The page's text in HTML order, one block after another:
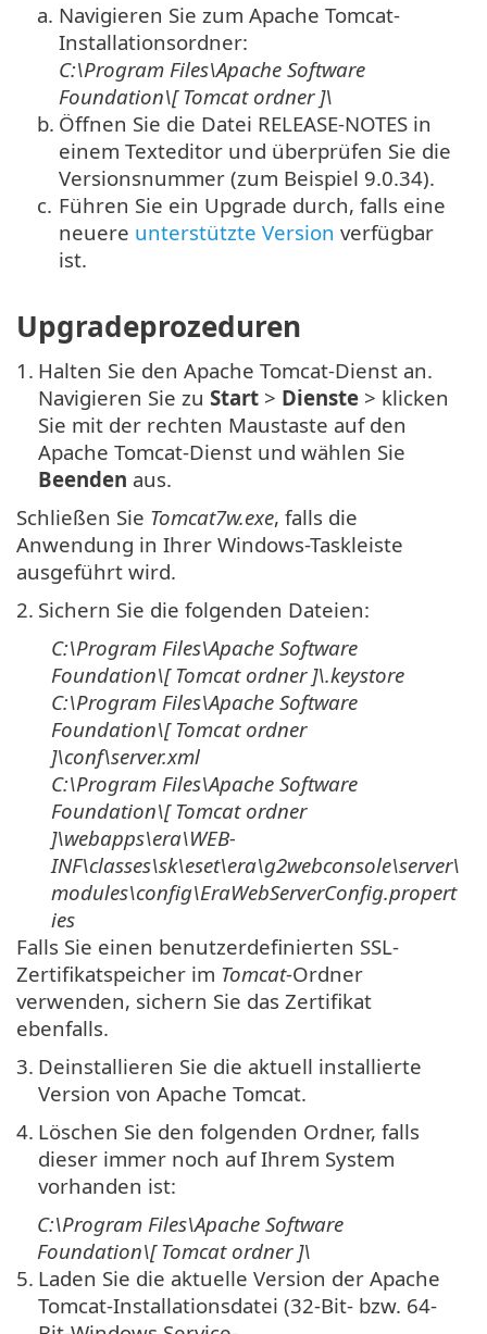
a. Navigieren Sie zum Apache Tomcat-
Installationsordner:
C:\Program Files\Apache Software
Foundation\[ Tomcatordner ]\
b. Öffnen Sie die Datei RELEASE-NOTES in
einem Texteditor und überprüfen Sie die
Versionsnummer (zum Beispiel 9.0.34).
c. Führen Sie ein Upgrade durch, falls eine
neuere unterstützte Version verfügbar
ist.
Upgradeprozeduren
1. Halten Sie den Apache Tomcat-Dienst an.
Navigieren Sie zu Start > Dienste > klicken
Sie mit der rechten Maustaste auf den
Apache Tomcat-Dienst und wählen Sie
Beenden aus.
Schließen Sie Tomcat7w.exe, falls die
Anwendung in Ihrer Windows-Taskleiste
ausgeführt wird.
2. Sichern Sie die folgenden Dateien:
C:\Program Files\Apache Software
Foundation\[ Tomcatordner ]\.keystore
C:\Program Files\Apache Software
Foundation\[ Tomcatordner
]\conf\server.xml
C:\Program Files\Apache Software
Foundation\[ Tomcatordner
]\webapps\era\WEB-
INF\classes\sk\eset\era\g2webconsole\server\
modules\config\EraWebServerConfig.propert
ies
Falls Sie einen benutzerdefinierten SSL-
Zertifikatspeicher im Tomcat-Ordner
verwenden, sichern Sie das Zertifikat
ebenfalls.
3. Deinstallieren Sie die aktuell installierte
Version von Apache Tomcat.
4. Löschen Sie den folgenden Ordner, falls
dieser immer noch auf Ihrem System
vorhanden ist:
C:\Program Files\Apache Software
Foundation\[ Tomcatordner ]\
5. Laden Sie die aktuelle Version der Apache
Tomcat-Installationsdatei (32-Bit- bzw. 64-